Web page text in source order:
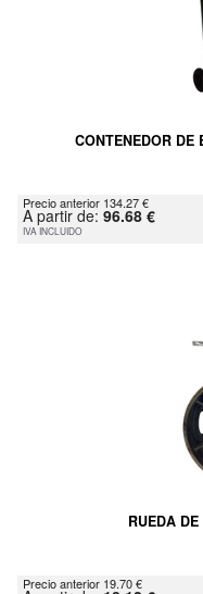
CONTENEDOR DE
Precio anterior 134.27 €
A partir de: 96.68 €
IVA INCLUIDO
RUEDA
Precio anterior 19.70 €